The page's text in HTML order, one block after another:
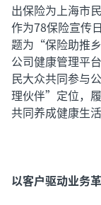
出保险为上海市
作为78保险宣传
题为“保险助推
公司健康管理平
民大众共同参与
理伙伴”定位，
共同养成健康生
以客户驱动业务